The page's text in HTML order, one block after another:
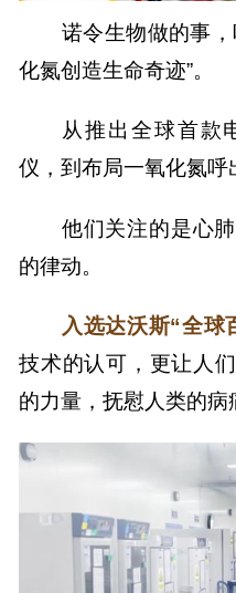
诺令生物做的事
化氮创造生命奇迹”。
从推出全球首款
仪，到布局一氧化氮呼
他们关注的是心
的律动。
入选达沃斯“全球
技术的认可，更让人
的力量，抚慰人类的病